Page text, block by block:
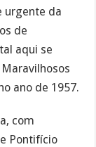
urgente da
de
aqui se
ano de 1957.
com
Pontifício